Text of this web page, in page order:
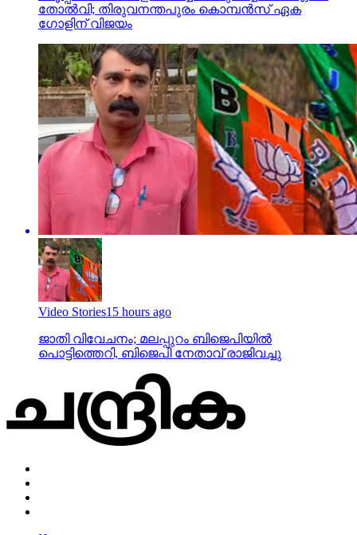
തോല്‍വി; തിരുവനന്തപുരം കൊമ്പന്‍സ് ഏക
ഗോളിന് വിജയം
Video Stories15 hours ago
ജാതി വിവേചനം; മലപ്പുറം ബിജെപിയില്‍
പൊട്ടിത്തെറി, ബിജെപി നേതാവ് രാജിവച്ചു